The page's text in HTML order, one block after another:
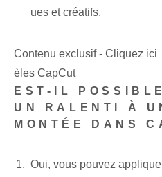
ues et créatifs.
Contenu exclusif - Cliquez ici
èles CapCut
EST-IL
UN RALENTI À
MONTÉE DANS
Oui, vous pouvez